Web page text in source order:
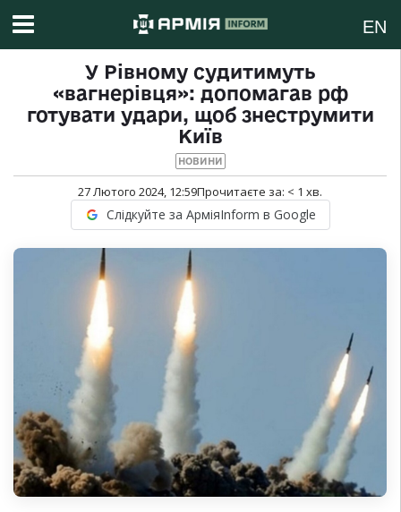
EN
У Рівному судитимуть
«вагнерівця»: допомагав рф
готувати удари, щоб знеструмити
Київ
НОВИНИ
27 Лютого 2024, 12:59Прочитаєте за: < 1 хв.
Слідкуйте за АрміяInform в Google